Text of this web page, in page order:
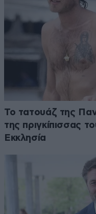
Το τατουάζ της
της πριγκίπισσας
Εκκλησία